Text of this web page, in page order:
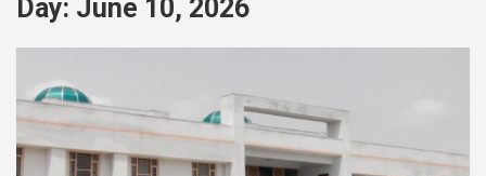
Day: June 10, 2026